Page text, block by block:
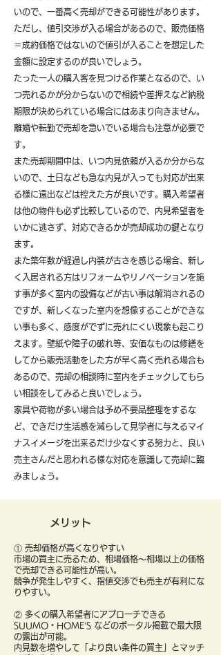
いので、一番高く売却ができる可能性があります。
ただし、値引交渉が入る場合があるので、販売価格
＝成約価格ではないので値引が入ることを想定した
金額に設定するのが良いでしょう。
たった一人の購入客を見つける作業となるので、い
つ売れるかが分からないので相続や差押えなど納税
期限が決められている場合にはあまり向きません。
離婚や転勤で売却を急いでいる場合も注意が必要で
す。
また売却期間中は、いつ内見依頼が入るか分からな
いので、土日なども急な内見が入っても対応が出来
る様に遠出などは控えた方が良いです。購入希望者
は他の物件も必ず比較しているので、内見希望者を
いかに逃さず、対応できるかが売却成功の鍵となり
ます。
また築年数が経過し内装が古さを感じる場合、新し
く入居される方はリフォームやリノベーションを施
す事が多く室内の設備などが古い事は解消されるの
ですが、新しくなった室内を想像することができな
い事も多く、感度がでずに売れにくい現象も起こり
えます。壁紙や障子の破れ等、安価なものは修繕を
してから販売活動をした方が早く高く売れる場合も
あるので、売却の相談時に室内をチェックしてもら
い相談をしてみると良いでしょう。
​家具や荷物が多い場合は予め不要品整理をするな
ど、できだけ生活感を減らして見学者に与えるマイ
ナスイメージを出来るだけ少なくする努力と、良い
売主さんだと思われる様な対応を意識して売却に臨
みましょう。
メリット
① 売却価格が高くなりやすい
市場の買主に売るため、相場価格〜相場以上の価格
で売却できる可能性が高い。
競争が発生しやすく、指値交渉でも売主が有利にな
りやすい。
② 多くの購入希望者にアプローチできる
SUUMO・HOME’S などのポータル掲載で最大限
の露出が可能。
内見数を増やして「より良い条件の買主」とマッチ